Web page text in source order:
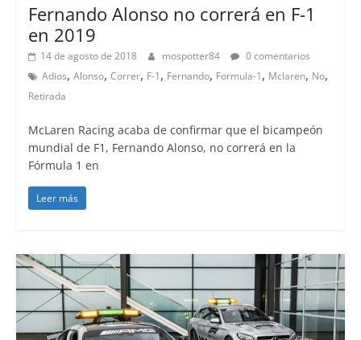
Fernando Alonso no correrá en F-1
en 2019
14 de agosto de 2018 mospotter84
0 comentarios
Adios, Alonso, Correr, F-1, Fernando, Formula-1, Mclaren, No,
Retirada
McLaren Racing acaba de confirmar que el bicampeón
mundial de F1, Fernando Alonso, no correrá en la
Fórmula 1 en
Leer más